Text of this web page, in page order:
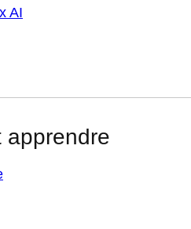
AI
apprendre